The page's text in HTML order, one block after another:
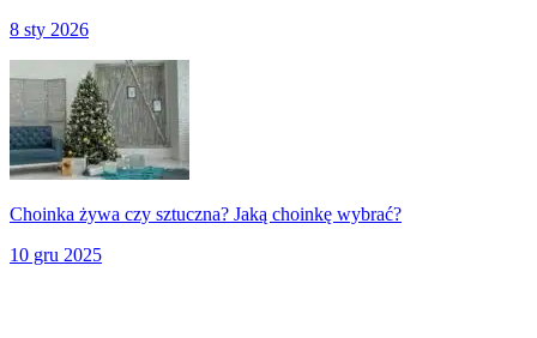
8 sty 2026
Choinka żywa czy sztuczna? Jaką choinkę wybrać?
10 gru 2025